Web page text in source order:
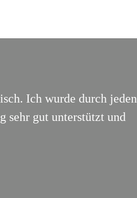
Ich wurde durch jeden
sehr gut unterstützt und